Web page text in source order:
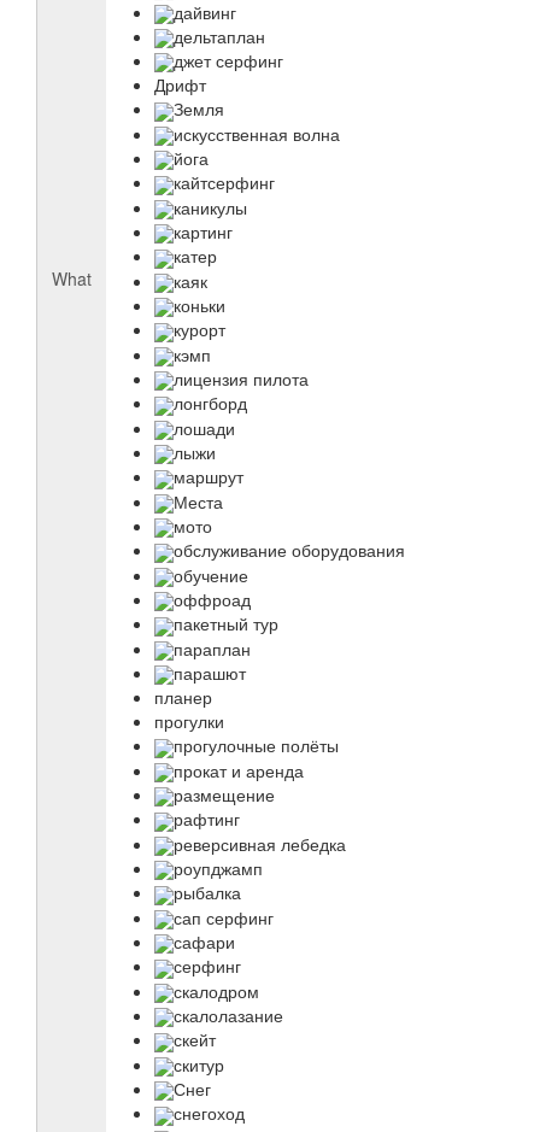
What
дайвинг
дельтаплан
джет серфинг
Дрифт
Земля
искусственная волна
йога
кайтсерфинг
каникулы
картинг
катер
каяк
коньки
курорт
кэмп
лицензия пилота
лонгборд
лошади
лыжи
маршрут
Места
мото
обслуживание оборудования
обучение
оффроад
пакетный тур
параплан
парашют
планер
прогулки
прогулочные полёты
прокат и аренда
размещение
рафтинг
реверсивная лебедка
роупджамп
рыбалка
сап серфинг
сафари
серфинг
скалодром
скалолазание
скейт
скитур
Снег
снегоход